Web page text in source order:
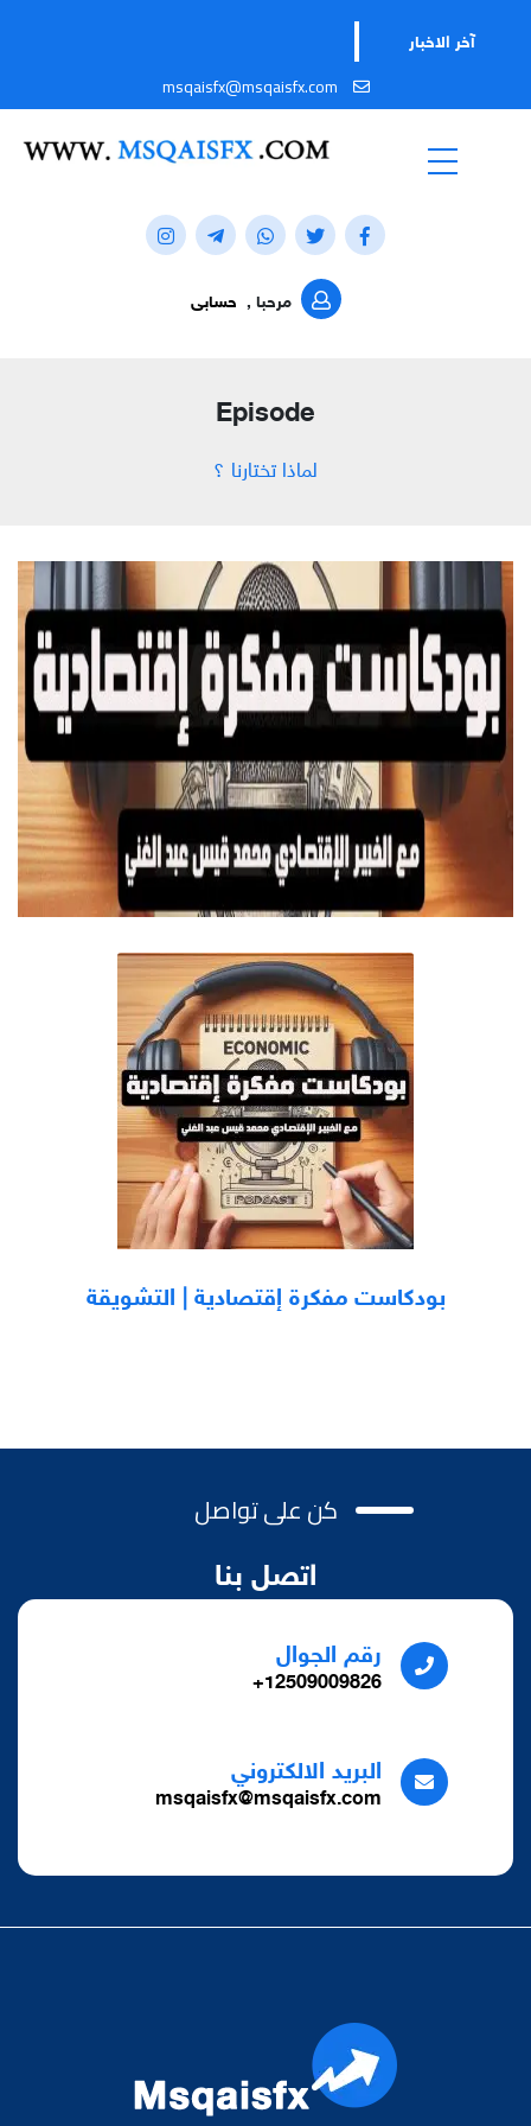
آخر الاخبار
msqaisfx@msqaisfx.com
مرحبا , حسابى
Episode
لماذا تختارنا ؟
بودكاست مفكرة إقتصادية | التشويقة
كن على تواصل
اتصل بنا
رقم الجوال
12509009826+
البريد الالكتروني
msqaisfx@msqaisfx.com